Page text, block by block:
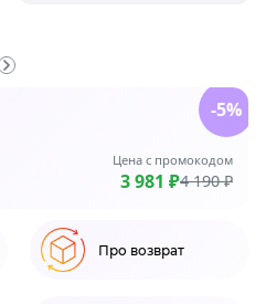
Цена с промокодом
3 981 ₽4 190 ₽
-5%
Про возврат